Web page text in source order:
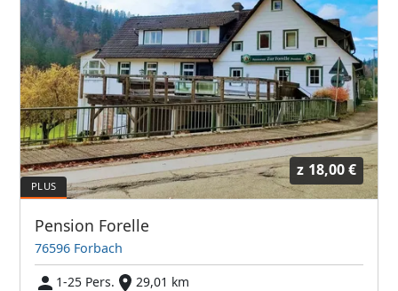
z 18,00 €
Pension Forelle
76596 Forbach
1-25 Pers.
29,01 km